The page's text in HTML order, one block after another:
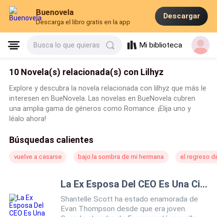
Buenovela
Descarga el libro gratis en la app
Descargar
Busca lo que quieras Mi biblioteca
10 Novela(s) relacionada(s) con Lilhyz
Explore y descubra la novela relacionada con lilhyz que más le
interesen en BueNovela. Las novelas en BueNovela cubren
una amplia gama de géneros como Romance. ¡Elija uno y
léalo ahora!
Búsquedas calientes
vuelve a casarse bajo la sombra de mi hermana el regreso
La Ex Esposa Del CEO Es Una Cirujana
Shantelle Scott ha estado enamorada de
Evan Thompson desde que era joven.